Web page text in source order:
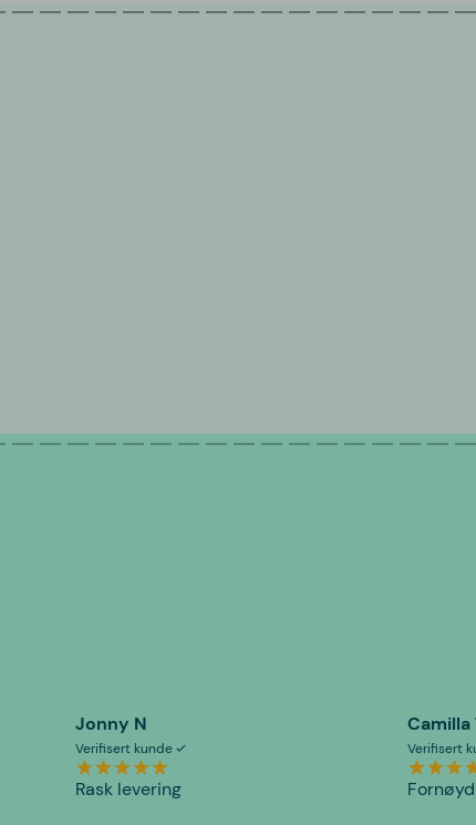
Jonny N
Verifisert kunde
Rask levering
Camilla
Verifisert
Fornøyd